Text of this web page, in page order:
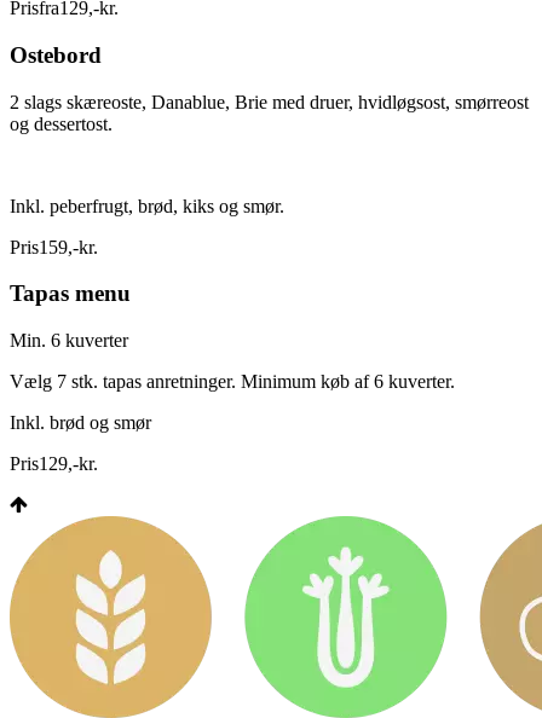
Prisfra129,-kr.
Ostebord
2 slags skæreoste, Danablue, Brie med druer, hvidløgsost, smørreost
og dessertost.
Inkl. peberfrugt, brød, kiks og smør.
Pris159,-kr.
Tapas menu
Min. 6 kuverter
Vælg 7 stk. tapas anretninger. Minimum køb af 6 kuverter.
Inkl. brød og smør
Pris129,-kr.